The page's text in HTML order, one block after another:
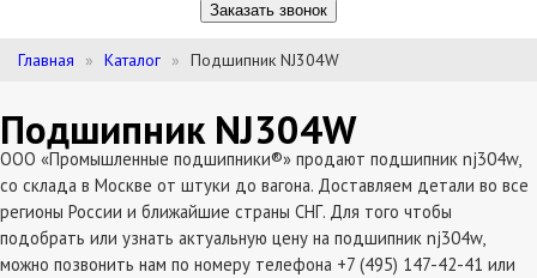
Заказать звонок
Главная Каталог Подшипник NJ304W
Подшипник NJ304W
ООО «Промышленные подшипники®» продают подшипник nj304w,
со склада в Москве от штуки до вагона. Доставляем детали во все
регионы России и ближайшие страны СНГ. Для того чтобы
подобрать или узнать актуальную цену на подшипник nj304w,
можно позвонить нам по номеру телефона +7 (495) 147-42-41 или